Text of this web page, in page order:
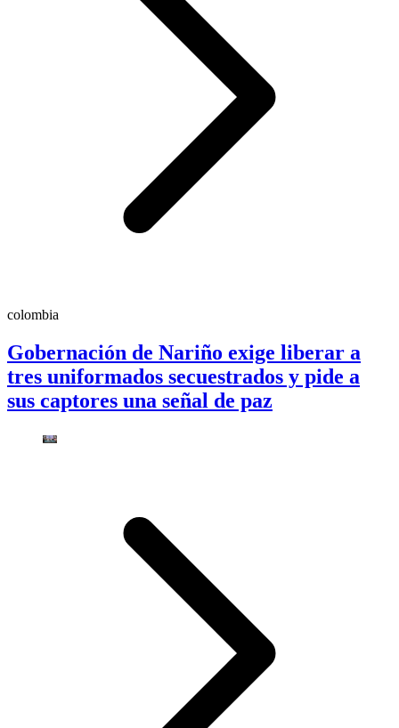
colombia
Gobernación de Nariño exige liberar a
tres uniformados secuestrados y pide a
sus captores una señal de paz